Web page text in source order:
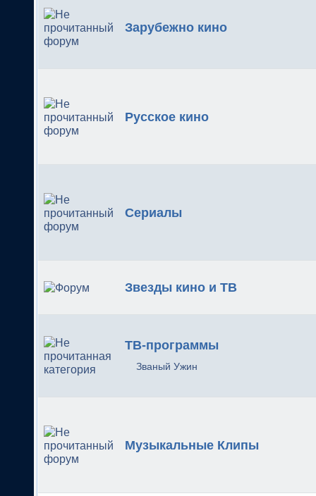
Зарубежно кино
Русское кино
Сериалы
Звезды кино и ТВ
ТВ-программы
Званый Ужин
Музыкальные Клипы